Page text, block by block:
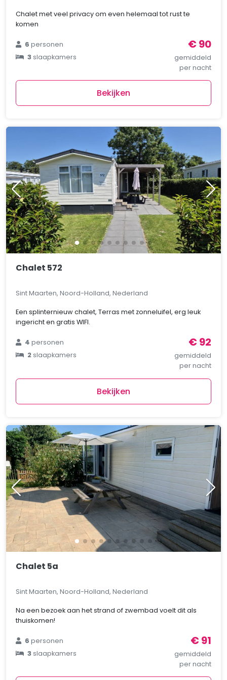
Chalet met veel privacy om even helemaal tot rust te
komen
6personen
3slaapkamers
€ 90
gemiddeld
per nacht
Bekijken
Chalet 572
Sint Maarten, Noord-Holland, Nederland
Een splinternieuw chalet, Terras met zonneluifel, erg leuk
ingericht en gratis WIFI.
4personen
2slaapkamers
€ 92
gemiddeld
per nacht
Bekijken
Chalet 5a
Sint Maarten, Noord-Holland, Nederland
Na een bezoek aan het strand of zwembad voelt dit als
thuiskomen!
6personen
3slaapkamers
€ 91
gemiddeld
per nacht